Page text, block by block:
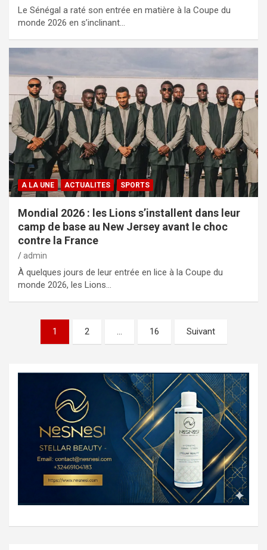
Le Sénégal a raté son entrée en matière à la Coupe du
monde 2026 en s’inclinant…
A LA UNE ACTUALITES SPORTS
Mondial 2026 : les Lions s’installent dans leur
camp de base au New Jersey avant le choc
contre la France
admin
À quelques jours de leur entrée en lice à la Coupe du
monde 2026, les Lions…
1 2 … 16 Suivant